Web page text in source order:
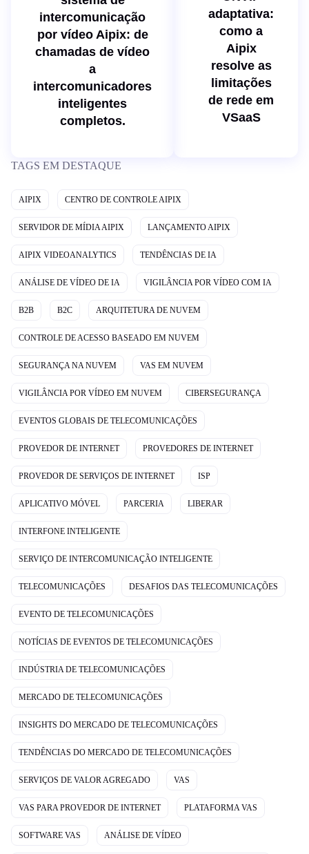
intercomunicação
por vídeo Aipix: de
chamadas de vídeo
a
intercomunicadores
inteligentes
completos.
adaptativa:
como a
Aipix
resolve as
limitações
de rede em
VSaaS
TAGS EM DESTAQUE
AIPIX CENTRO DE CONTROLE AIPIX
SERVIDOR DE MÍDIA AIPIX LANÇAMENTO AIPIX
AIPIX VIDEOANALYTICS TENDÊNCIAS DE IA
ANÁLISE DE VÍDEO DE IA VIGILÂNCIA POR VÍDEO COM IA
B2B B2C ARQUITETURA DE NUVEM
CONTROLE DE ACESSO BASEADO EM NUVEM
SEGURANÇA NA NUVEM VAS EM NUVEM
VIGILÂNCIA POR VÍDEO EM NUVEM CIBERSEGURANÇA
EVENTOS GLOBAIS DE TELECOMUNICAÇÕES
PROVEDOR DE INTERNET PROVEDORES DE INTERNET
PROVEDOR DE SERVIÇOS DE INTERNET ISP
APLICATIVO MÓVEL PARCERIA LIBERAR
INTERFONE INTELIGENTE
SERVIÇO DE INTERCOMUNICAÇÃO INTELIGENTE
TELECOMUNICAÇÕES DESAFIOS DAS TELECOMUNICAÇÕES
EVENTO DE TELECOMUNICAÇÕES
NOTÍCIAS DE EVENTOS DE TELECOMUNICAÇÕES
INDÚSTRIA DE TELECOMUNICAÇÕES
MERCADO DE TELECOMUNICAÇÕES
INSIGHTS DO MERCADO DE TELECOMUNICAÇÕES
TENDÊNCIAS DO MERCADO DE TELECOMUNICAÇÕES
SERVIÇOS DE VALOR AGREGADO VAS
VAS PARA PROVEDOR DE INTERNET PLATAFORMA VAS
SOFTWARE VAS ANÁLISE DE VÍDEO